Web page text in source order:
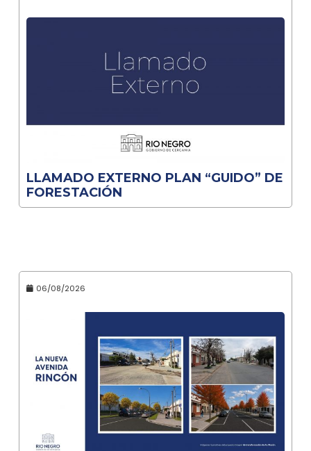
LLAMADO EXTERNO PLAN “GUIDO” DE
FORESTACIÓN
06/08/2026